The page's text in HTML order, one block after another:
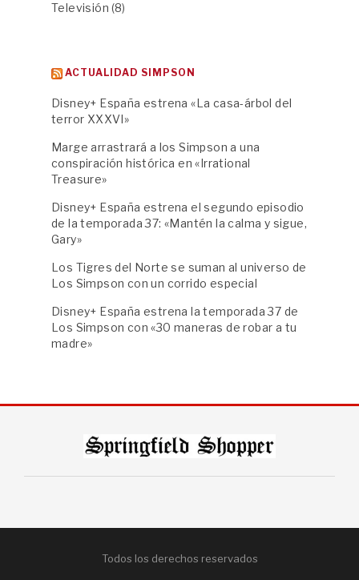
Televisión (8)
ACTUALIDAD SIMPSON
Disney+ España estrena «La casa-árbol del
terror XXXVI»
Marge arrastrará a los Simpson a una
conspiración histórica en «Irrational
Treasure»
Disney+ España estrena el segundo episodio
de la temporada 37: «Mantén la calma y sigue,
Gary»
Los Tigres del Norte se suman al universo de
Los Simpson con un corrido especial
Disney+ España estrena la temporada 37 de
Los Simpson con «30 maneras de robar a tu
madre»
Todos los derechos reservados